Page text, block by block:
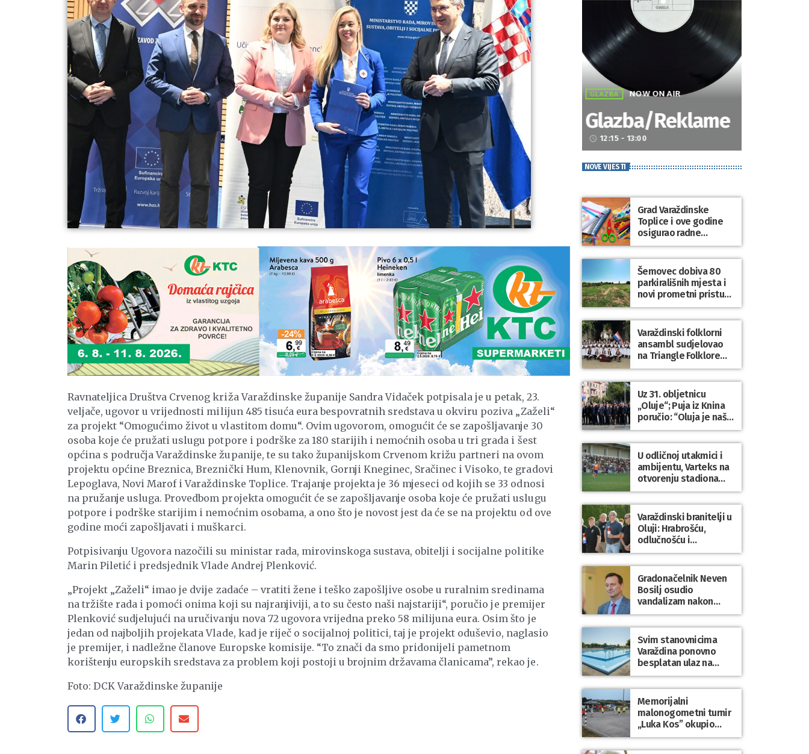
Ravnateljica Društva Crvenog križa Varaždinske županije Sandra Vidaček potpisala je u petak, 23.
veljače, ugovor u vrijednosti milijun 485 tisuća eura bespovratnih sredstava u okviru poziva „Zaželi“
za projekt “Omogućimo život u vlastitom domu“. Ovim ugovorom, omogućit će se zapošljavanje 30
osoba koje će pružati uslugu potpore i podrške za 180 starijih i nemoćnih osoba u tri grada i šest
općina s područja Varaždinske županije, te su tako županijskom Crvenom križu partneri na ovom
projektu općine Breznica, Breznički Hum, Klenovnik, Gornji Kneginec, Sračinec i Visoko, te gradovi
Lepoglava, Novi Marof i Varaždinske Toplice. Trajanje projekta je 36 mjeseci od kojih se 33 odnosi
na pružanje usluga. Provedbom projekta omogućit će se zapošljavanje osoba koje će pružati uslugu
potpore i podrške starijim i nemoćnim osobama, a ono što je novost jest da će se na projektu od ove
godine moći zapošljavati i muškarci.
Potpisivanju Ugovora nazočili su ministar rada, mirovinskoga sustava, obitelji i socijalne politike
Marin Piletić i predsjednik Vlade Andrej Plenković.
„Projekt „Zaželi“ imao je dvije zadaće – vratiti žene i teško zapošljive osobe u ruralnim sredinama
na tržište rada i pomoći onima koji su najranjiviji, a to su često naši najstariji“, poručio je premijer
Plenković sudjelujući na uručivanju nova 72 ugovora vrijedna preko 58 milijuna eura. Osim što je
jedan od najboljih projekata Vlade, kad je riječ o socijalnoj politici, taj je projekt oduševio, naglasio
je premijer, i nadležne članove Europske komisije. “To znači da smo pridonijeli pametnom
korištenju europskih sredstava za problem koji postoji u brojnim državama članicama”, rekao je.
Foto: DCK Varaždinske županije
GLAZBA NOW ON AIR
Glazba/Reklame
access_time 12:15 - 13:00
NOVE VIJESTI
Grad Varaždinske
Toplice i ove godine
osigurao radne
bilježnice i dodatni
obrazovni materijal za
sve osnovnoškolce
Šemovec dobiva 80
parkirališnih mjesta i
novi prometni pristup
groblju
Varaždinski folklorni
ansambl sudjelovao
na Triangle Folklore
Festivalu u Danskoj
Uz 31. obljetnicu
„Oluje“; Puja iz Knina
poručio: “Oluja je naša
najveća pobjeda,
simbol slobode i
zajedništva!”
U odličnoj utakmici i
ambijentu, Varteks na
otvorenju stadiona
odigrao 1:1 s
Mariborom
Varaždinski branitelji u
Oluji: Hrabrošću,
odlučnošću i
zajedništvom do
slobodne Hrvatske!
Gradonačelnik Neven
Bosilj osudio
vandalizam nakon
utakmice NK Varaždin
– HNK Hajduk Split
Svim stanovnicima
Varaždina ponovno
besplatan ulaz na
Gradske bazene i
Gradsko kupalište na
Dravi
Memorijalni
malonogometni turnir
„Luka Kos” okupio
brojne ekipe i
posjetitelje u Sudovcu